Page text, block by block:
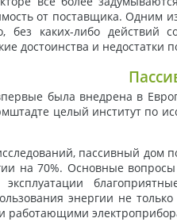
от поставщика. Одним
без каких-либо
достоинства и недостатки
была внедрена в
целый институт по
пассивный дом
на 70%. Основные
энергии не